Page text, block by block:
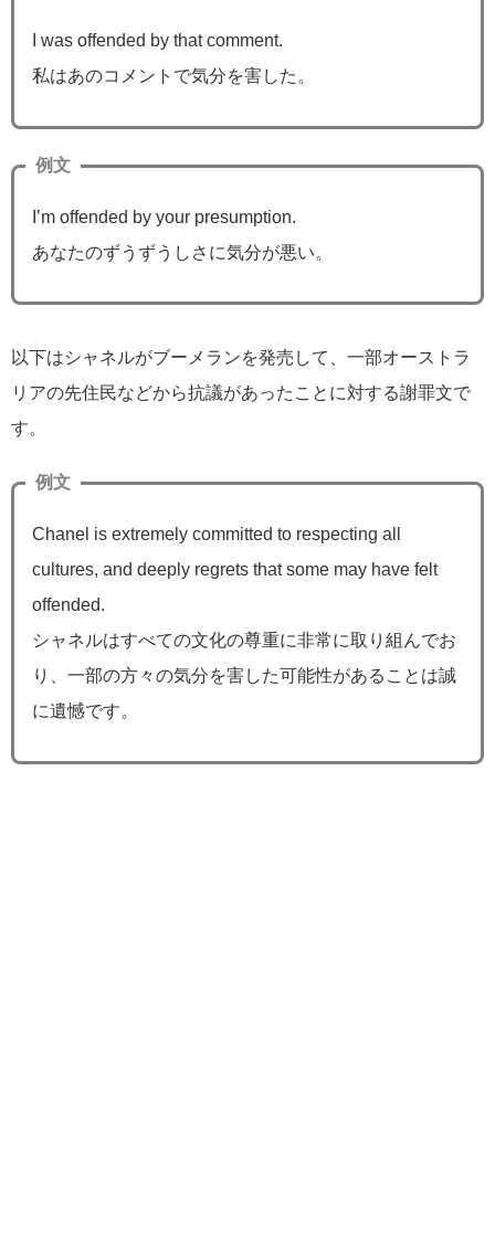
I was offended by that comment.
私はあのコメントで気分を害した。
例文
I’m offended by your presumption.
あなたのずうずうしさに気分が悪い。
以下はシャネルがブーメランを発売して、一部オーストラ
リアの先住民などから抗議があったことに対する謝罪文で
す。
例文
Chanel is extremely committed to respecting all
cultures, and deeply regrets that some may have felt
offended.
シャネルはすべての文化の尊重に非常に取り組んでお
り、一部の方々の気分を害した可能性があることは誠
に遺憾です。